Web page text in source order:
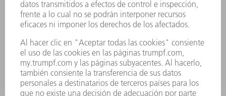
Departamento de Repuestos
+34 91 657 36 70
Viernes de 8h – 17h
repuestos@es.trumpf.com
CONTACTO
Departamento de Utillaje
+34 91 657 36 69